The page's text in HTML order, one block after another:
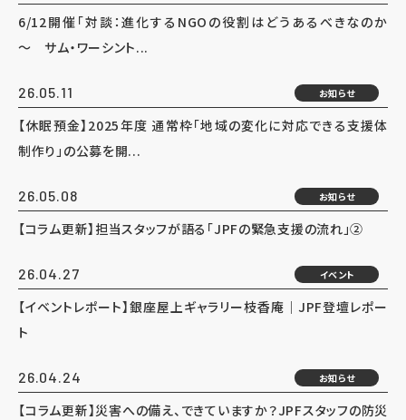
6/12開催「対談：進化するNGOの役割はどうあるべきなのか
～ サム・ワーシント...
26.05.11 お知らせ
【休眠預金】2025年度 通常枠「地域の変化に対応できる支援体
制作り」の公募を開...
26.05.08 お知らせ
【コラム更新】担当スタッフが語る「JPFの緊急支援の流れ」②
26.04.27 イベント
【イベントレポート】銀座屋上ギャラリー枝香庵｜JPF登壇レポー
ト
26.04.24 お知らせ
【コラム更新】災害への備え、できていますか？JPFスタッフの防災